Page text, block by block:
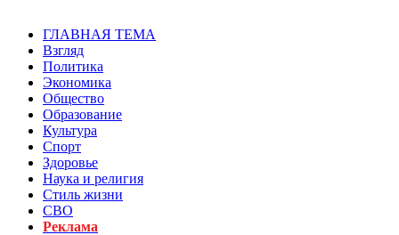
ГЛАВНАЯ ТЕМА
Взгляд
Политика
Экономика
Общество
Образование
Культура
Спорт
Здоровье
Наука и религия
Стиль жизни
СВО
Реклама